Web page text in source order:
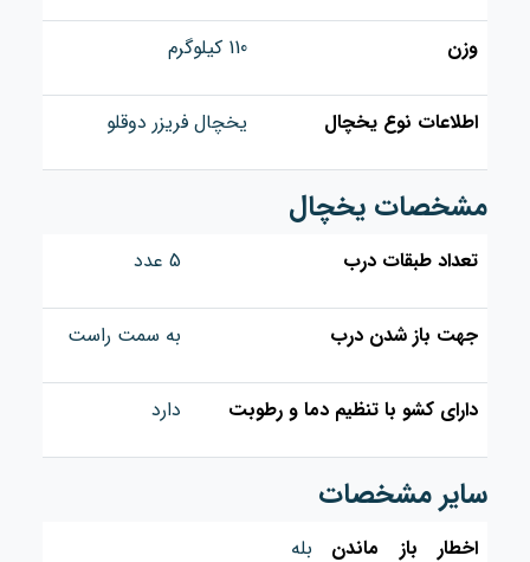
وزن 110 کیلوگرم
اطلاعات نوع یخچال یخچال فریزر دوقلو
مشخصات یخچال
تعداد طبقات درب 5 عدد
جهت باز شدن درب به سمت راست
دارای کشو با تنظیم دما و رطوبت دارد
سایر مشخصات
اخطار باز ماندن بله